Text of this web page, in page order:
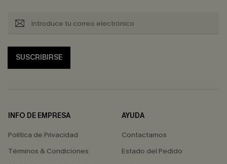
SUSCRIBIRSE
INFO DE EMPRESA
Política de Privacidad
Términos & Condiciones
AYUDA
Contactarnos
Estado del Pedido